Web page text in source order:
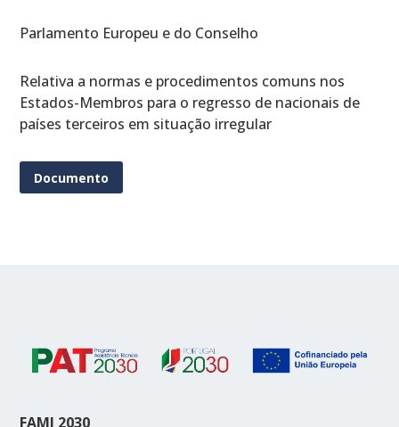
Parlamento Europeu e do Conselho
Relativa a normas e procedimentos comuns nos
Estados-Membros para o regresso de nacionais de
países terceiros em situação irregular
Documento
FAMI 2030